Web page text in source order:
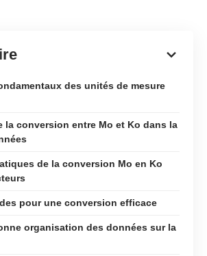
des unités de mesure
la conversion entre Mo et Ko dans la
de la conversion Mo en Ko
pour une conversion efficace
organisation des données sur la